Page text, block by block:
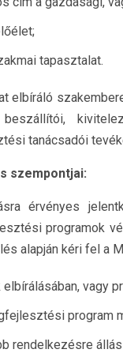
tapasztalat.
elbíráló
tanácsadói
szempontjai:
érvényes
programok
alapján kéri fel a
elbírálásában, vagy
program
rendelkezésre